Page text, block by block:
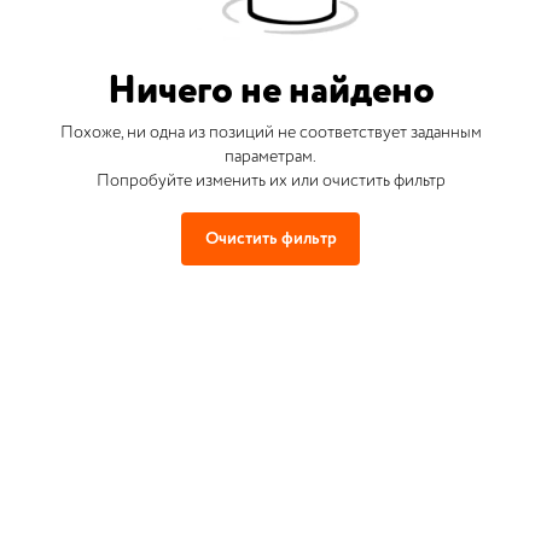
Ничего не найдено
Похоже, ни одна из позиций не соответствует заданным
параметрам.
Попробуйте изменить их или очистить фильтр
Очистить фильтр